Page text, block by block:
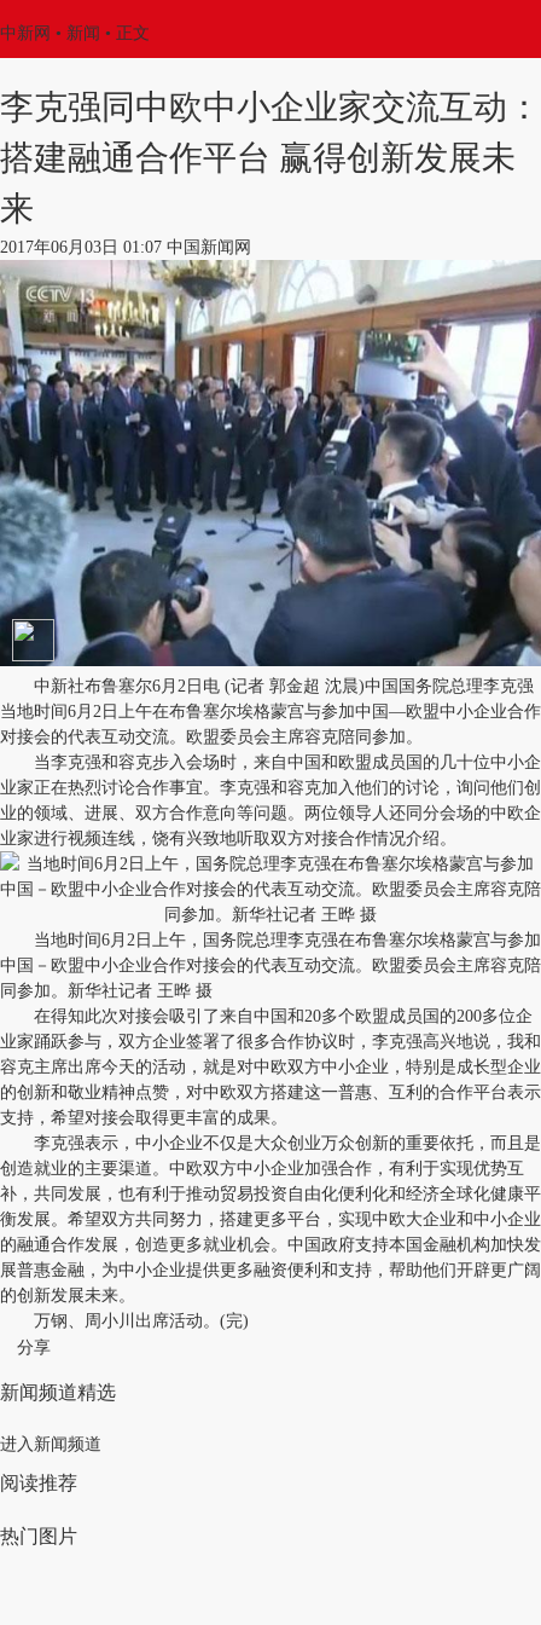
中新网 • 新闻 • 正文
李克强同中欧中小企业家交流互动：
搭建融通合作平台 赢得创新发展未
来
2017年06月03日 01:07 中国新闻网
中新社布鲁塞尔6月2日电 (记者 郭金超 沈晨)中国国务院总理李克强
当地时间6月2日上午在布鲁塞尔埃格蒙宫与参加中国—欧盟中小企业合作
对接会的代表互动交流。欧盟委员会主席容克陪同参加。
当李克强和容克步入会场时，来自中国和欧盟成员国的几十位中小企
业家正在热烈讨论合作事宜。李克强和容克加入他们的讨论，询问他们创
业的领域、进展、双方合作意向等问题。两位领导人还同分会场的中欧企
业家进行视频连线，饶有兴致地听取双方对接合作情况介绍。
当地时间6月2日上午，国务院总理李克强在布鲁塞尔埃格蒙宫与参加
中国－欧盟中小企业合作对接会的代表互动交流。欧盟委员会主席容克陪
同参加。新华社记者 王晔 摄
在得知此次对接会吸引了来自中国和20多个欧盟成员国的200多位企
业家踊跃参与，双方企业签署了很多合作协议时，李克强高兴地说，我和
容克主席出席今天的活动，就是对中欧双方中小企业，特别是成长型企业
的创新和敬业精神点赞，对中欧双方搭建这一普惠、互利的合作平台表示
支持，希望对接会取得更丰富的成果。
李克强表示，中小企业不仅是大众创业万众创新的重要依托，而且是
创造就业的主要渠道。中欧双方中小企业加强合作，有利于实现优势互
补，共同发展，也有利于推动贸易投资自由化便利化和经济全球化健康平
衡发展。希望双方共同努力，搭建更多平台，实现中欧大企业和中小企业
的融通合作发展，创造更多就业机会。中国政府支持本国金融机构加快发
展普惠金融，为中小企业提供更多融资便利和支持，帮助他们开辟更广阔
的创新发展未来。
万钢、周小川出席活动。(完)
分享
新闻频道精选
进入新闻频道
阅读推荐
热门图片